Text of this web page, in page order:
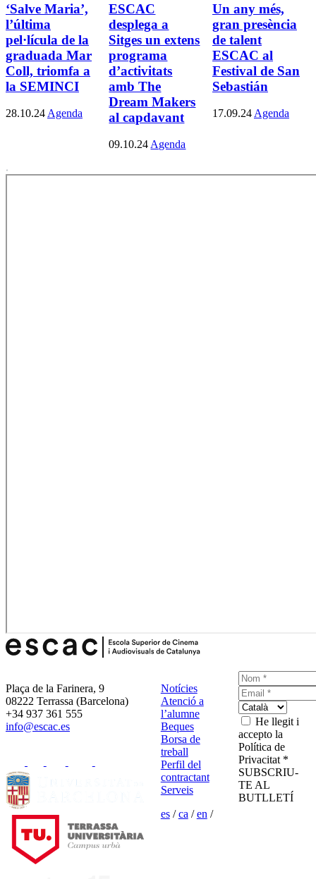
‘Salve Maria’,
l’última
pel·lícula de la
graduada Mar
Coll, triomfa a
la SEMINCI
28.10.24 Agenda
ESCAC
desplega a
Sitges un extens
programa
d’activitats
amb The
Dream Makers
al capdavant
09.10.24 Agenda
Un any més,
gran presència
de talent
ESCAC al
Festival de San
Sebastián
17.09.24 Agenda
Plaça de la Farinera, 9
08222 Terrassa (Barcelona)
+34 937 361 555
info@escac.es
Notícies
Atenció a
l’alumne
Beques
Borsa de
treball
Perfil del
contractant
Serveis
es/ca /en /
He llegit i
accepto la
Política de
Privacitat *
SUBSCRIU-
TE AL
BUTLLETÍ